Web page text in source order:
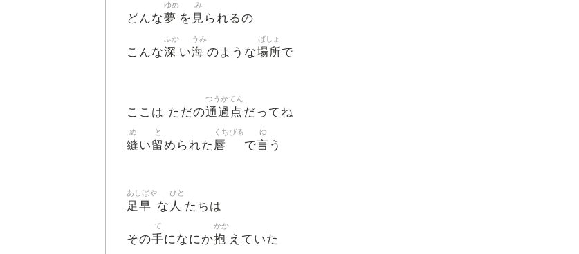
どんな夢
ゆめ
を 見
み
られるの
こんな深
ふか
い海
うみ
のような場所
ばしょ
で
ここは ただの通過点
つうかてん
だってね
縫
ぬ
い留
と
められた 唇
くちびる
で言
ゆ
う
足早
あしばや
な 人
ひと
たちは
その手
て
になにか抱
かか
えていた